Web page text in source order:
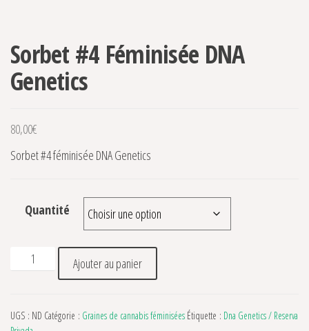
Sorbet #4 Féminisée DNA
Genetics
80,00€
Sorbet #4 féminisée DNA Genetics
Quantité
quantité de Sorbet #4 Féminisée DNA Genetics
Ajouter au panier
UGS : ND Catégorie : Graines de cannabis féminisées Étiquette : Dna Genetics / Reserva